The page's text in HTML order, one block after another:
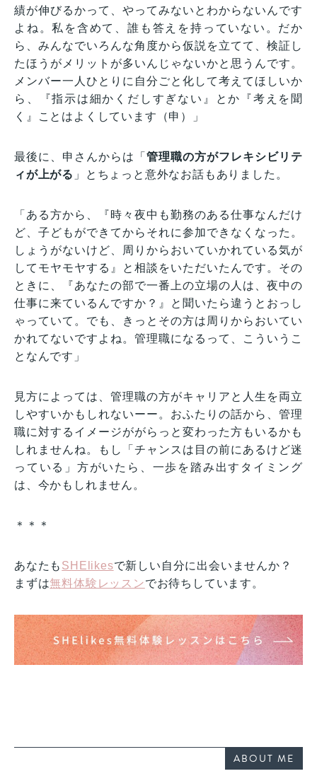
績が伸びるかって、やってみないとわからないんです
よね。私を含めて、誰も答えを持っていない。だか
ら、みんなでいろんな角度から仮説を立てて、検証し
たほうがメリットが多いんじゃないかと思うんです。
メンバー一人ひとりに自分ごと化して考えてほしいか
ら、『指示は細かくだしすぎない』とか『考えを聞
く』ことはよくしています（申）」
最後に、申さんからは「管理職の方がフレキシビリテ
ィが上がる 」とちょっと意外なお話もありました。
「ある方から、『時々夜中も勤務のある仕事なんだけ
ど、子どもができてからそれに参加できなくなった。
しょうがないけど、周りからおいていかれている気が
してモヤモヤする』と相談をいただいたんです。その
ときに、『あなたの部で一番上の立場の人は、夜中の
仕事に来ているんですか？』と聞いたら違うとおっし
ゃっていて。でも、きっとその方は周りからおいてい
かれてないですよね。管理職になるって、こういうこ
となんです」
見方によっては、管理職の方がキャリアと人生を両立
しやすいかもしれないーー。おふたりの話から、管理
職に対するイメージががらっと変わった方もいるかも
しれませんね。もし「チャンスは目の前にあるけど迷
っている」方がいたら、一歩を踏み出すタイミング
は、今かもしれません。
＊＊＊
あなたも SHElikesで新しい自分に出会いませんか？
まずは無料体験レッスンでお待ちしています。
ABOUT ME